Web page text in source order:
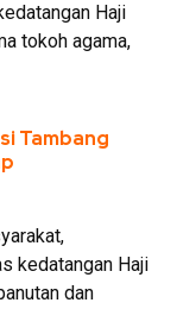
Haji
tokoh agama,
Tambang
kedatangan Haji
dan